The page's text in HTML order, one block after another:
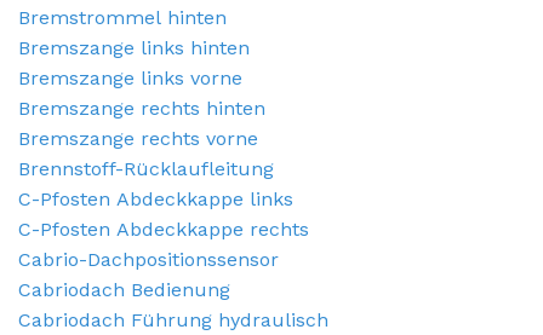
Bremstrommel hinten
Bremszange links hinten
Bremszange links vorne
Bremszange rechts hinten
Bremszange rechts vorne
Brennstoff-Rücklaufleitung
C-Pfosten Abdeckkappe links
C-Pfosten Abdeckkappe rechts
Cabrio-Dachpositionssensor
Cabriodach Bedienung
Cabriodach Führung hydraulisch